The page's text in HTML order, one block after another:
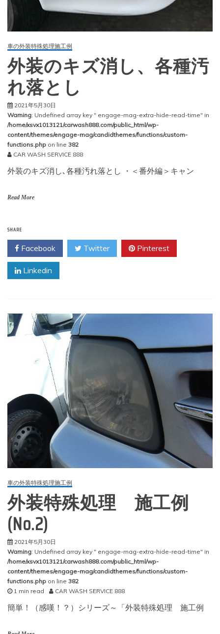
車の外装特殊処理施工例
外装のキズ消し、各種汚
れ落とし
2021年5月30日
Warning: Undefined array key " engage-mag-extra-hide-read-time" in
/home/xsvx1013121/carwash888.com/public_html/wp-
content/themes/engage-mag/candidthemes/functions/custom-
functions.php on line 382
CAR WASH SERVICE 888
外装のキズ消し､各種汚れ落とし ・＜番外編＞キャン
Read More
SHARE
Facebook Twitter Pinterest
Linkedin
車の外装特殊処理施工例
外装特殊処理 施工例
(No.2)
2021年5月30日
Warning: Undefined array key " engage-mag-extra-hide-read-time" in
/home/xsvx1013121/carwash888.com/public_html/wp-
content/themes/engage-mag/candidthemes/functions/custom-
functions.php on line 382
1 min read
CAR WASH SERVICE 888
簡単！（感嘆！？）シリーズ～「外装特殊処理 施工例